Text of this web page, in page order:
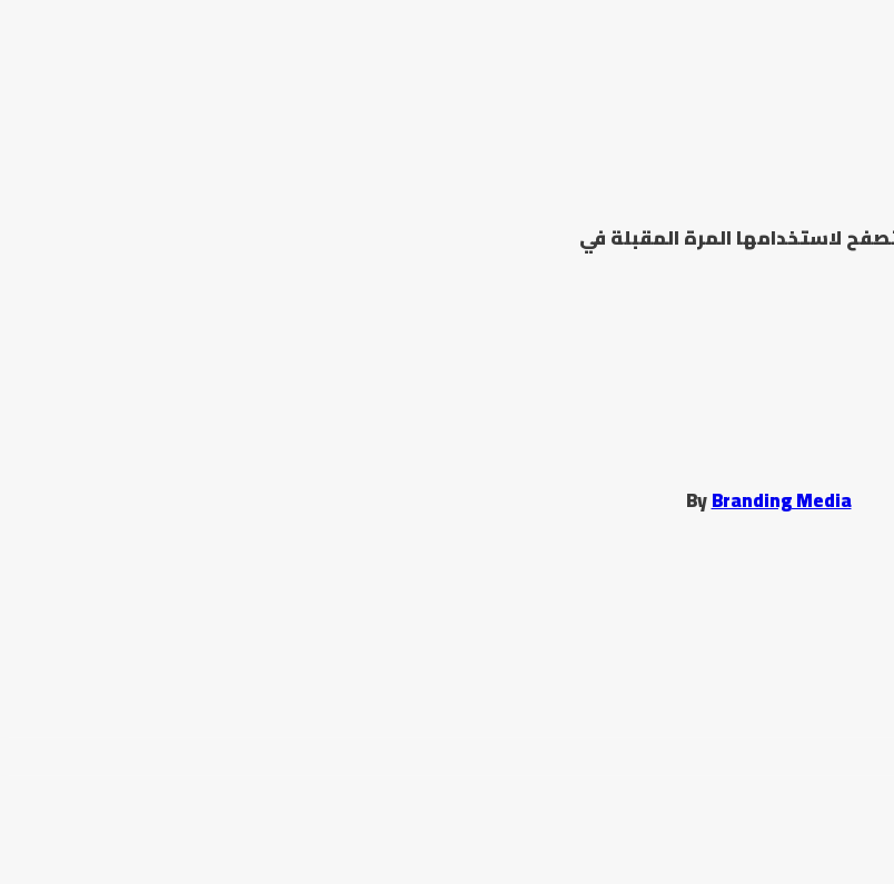
لاستخدامها المرة المقبلة في
ByBranding Media